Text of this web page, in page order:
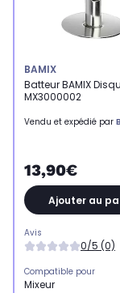
BAMIX
Batteur BAMIX
MX3000002
Vendu et expédié par
13,90€
Ajouter au
Avis
0/5 (0)
Compatible pour
Mixeur